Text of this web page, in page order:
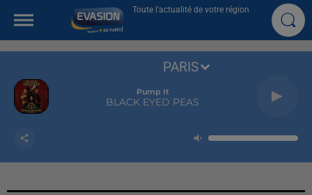
Toute l'actualité de votre région
Pump It
BLACK EYED PEAS
PARIS